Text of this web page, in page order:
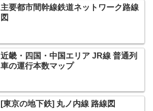
主要都市間幹線鉄道ネットワーク路線
図
近畿・四国・中国エリア JR線 普通列
車の運行本数マップ
[東京の地下鉄] 丸ノ内線 路線図